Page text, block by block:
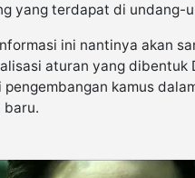
yang terdapat di undang-
ini nantinya akan
aturan yang dibentuk
pengembangan kamus
baru.